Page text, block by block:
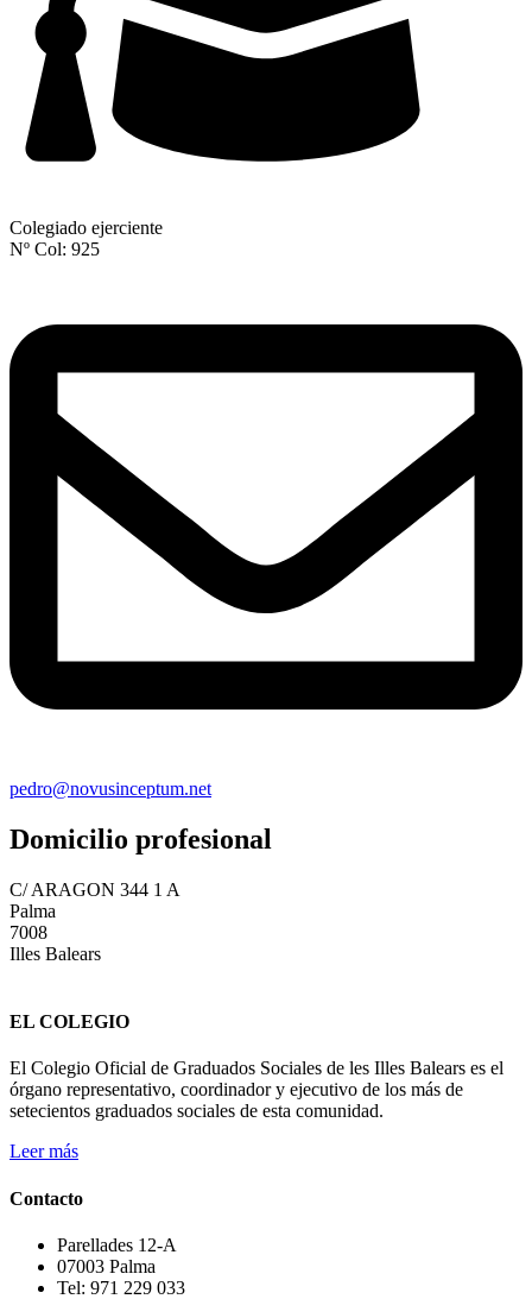
Colegiado ejerciente
Nº Col: 925
pedro@novusinceptum.net
Domicilio profesional
C/ ARAGON 344 1 A
Palma
7008
Illes Balears
EL COLEGIO
El Colegio Oficial de Graduados Sociales de les Illes Balears es el
órgano representativo, coordinador y ejecutivo de los más de
setecientos graduados sociales de esta comunidad.
Leer más
Contacto
Parellades 12-A
07003 Palma
Tel: 971 229 033